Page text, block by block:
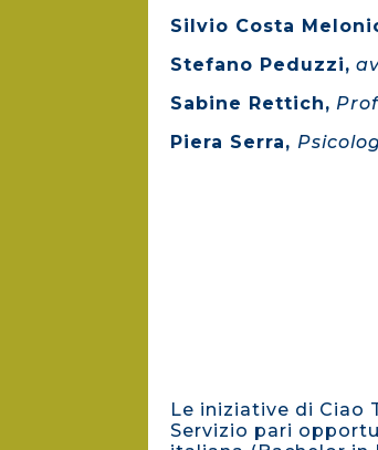
Silvio Costa
Stefano Peduzzi,
Sabine Rettich,
Piera Serra,
Le iniziative di Ciao
Servizio pari